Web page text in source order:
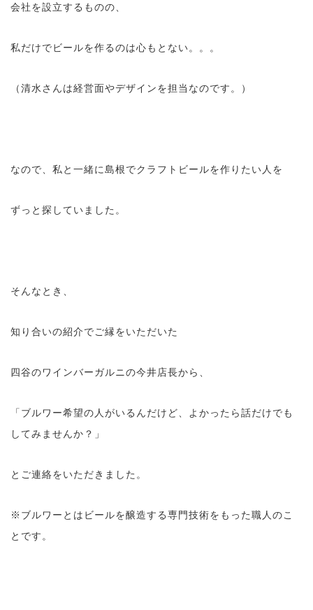
会社を設立するものの、
私だけでビールを作るのは心もとない。。。
（清水さんは経営面やデザインを担当なのです。）
なので、私と一緒に島根でクラフトビールを作りたい人を
ずっと探していました。
そんなとき、
知り合いの紹介でご縁をいただいた
四谷のワインバーガルニの今井店長から、
「ブルワー希望の人がいるんだけど、よかったら話だけでも
してみませんか？」
とご連絡をいただきました。
※ブルワーとはビールを醸造する専門技術をもった職人のこ
とです。